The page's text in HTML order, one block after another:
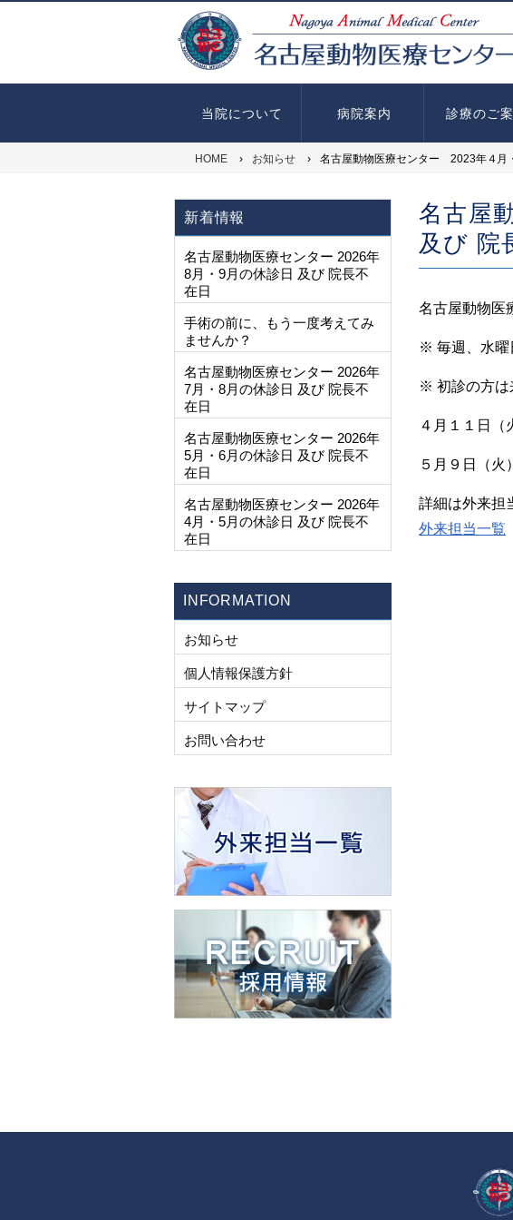
当院について 病院案内 診療のご
HOME › お知らせ › 名古屋動物医療センター 2023年４月
名古屋
及び 院
名古屋動物医
※ 毎週、水曜
※ 初診の方は
４月１１日（
５月９日（
詳細は外来担
外来担当一覧
新着情報
名古屋動物医療センター 2026年
8月・9月の休診日 及び 院長不
在日
手術の前に、もう一度考えてみ
ませんか？
名古屋動物医療センター 2026年
7月・8月の休診日 及び 院長不
在日
名古屋動物医療センター 2026年
5月・6月の休診日 及び 院長不
在日
名古屋動物医療センター 2026年
4月・5月の休診日 及び 院長不
在日
INFORMATION
お知らせ
個人情報保護方針
サイトマップ
お問い合わせ